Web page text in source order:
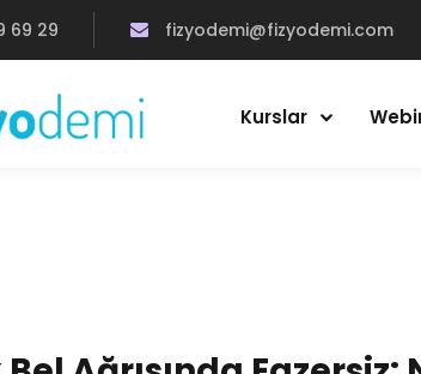
69 29 fizyodemi@fizyodemi.com
Kurslar